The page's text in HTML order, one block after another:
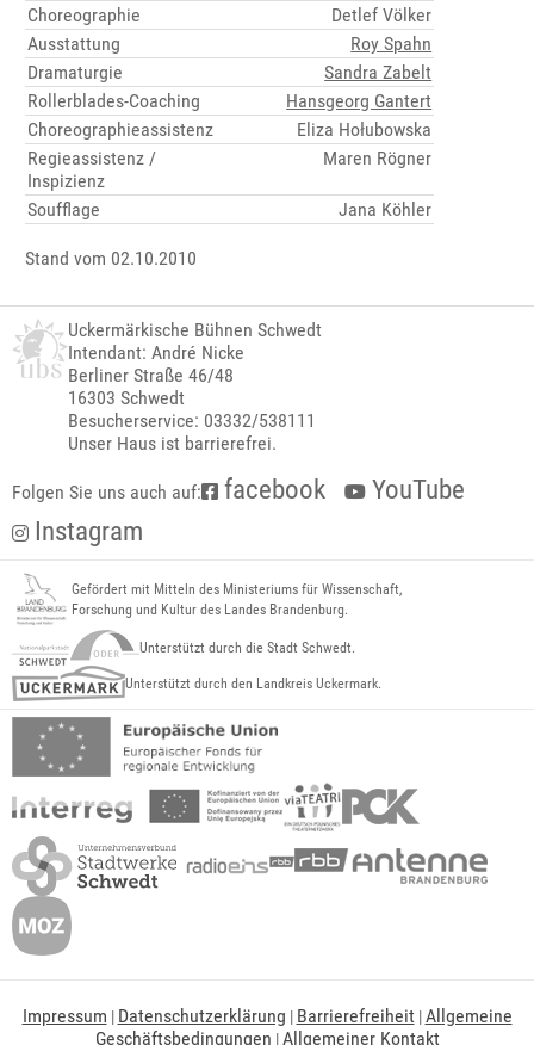
Choreographie
Detlef Völker
Ausstattung
Roy Spahn
Dramaturgie
Sandra Zabelt
Rollerblades-Coaching
Hansgeorg Gantert
Choreographieassistenz
Eliza Hołubowska
Regieassistenz /
Inspizienz
Maren Rögner
Soufflage Jana Köhler
Stand vom 02.10.2010
Uckermärkische Bühnen Schwedt
Intendant: André Nicke
Berliner Straße 46/48
16303 Schwedt
Besucherservice: 03332/538111
Unser Haus ist barrierefrei.
Folgen Sie uns auch auf: facebook
YouTube
Instagram
Gefördert mit Mitteln des Ministeriums für Wissenschaft,
Forschung und Kultur des Landes Brandenburg.
Unterstützt durch die Stadt Schwedt.
Unterstützt durch den Landkreis Uckermark.
Impressum | Datenschutzerklärung | Barrierefreiheit|Allgemeine
Geschäftsbedingungen |Allgemeiner Kontakt